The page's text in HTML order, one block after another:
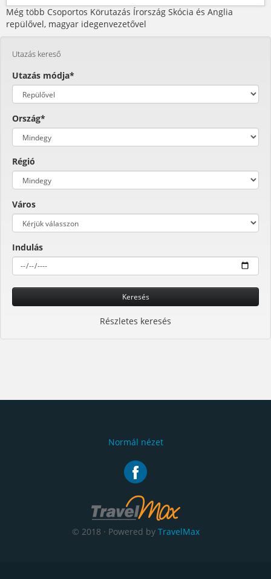
Még több Csoportos Körutazás Írország Skócia és Anglia
repülővel, magyar idegenvezetővel
Utazás kereső
Utazás módja*
Ország*
Régió
Város
Indulás
Keresés
Részletes keresés
Normál nézet
© 2018 · Powered by TravelMax